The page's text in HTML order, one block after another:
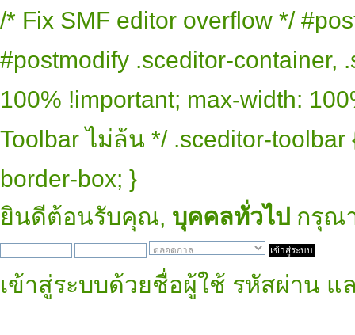
/* Fix SMF editor overflow */
#postmodify .sceditor-container,
100% !important; max-width:
Toolbar ไม่ล้น */ .sceditor-
border-box; }
ยินดีต้อนรับคุณ, บุคคลทั่วไป กรุณ
เข้าสู่ระบบด้วยชื่อผู้ใช้ รหัสผ่าน แ